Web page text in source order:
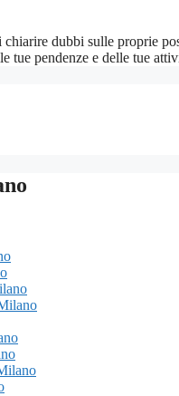
dubbi sulle proprie
tue pendenze e delle tue